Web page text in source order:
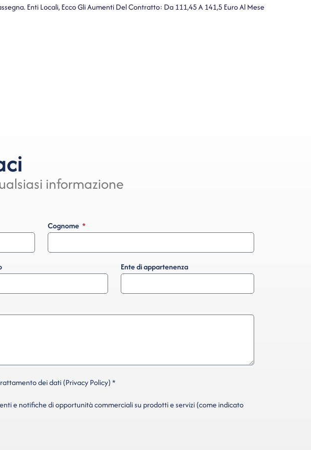
Enti Locali, Ecco Gli Aumenti Del Contratto: Da 111,45 A 141,5 Euro Al Mese
informazione
Cognome
Ente di appartenenza
dei dati (Privacy Policy) *
e notifiche di opportunità commerciali su prodotti e servizi (come indicato